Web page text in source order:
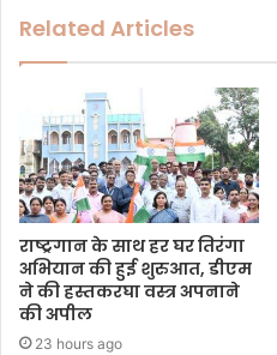
Related Articles
राष्ट्रगान के साथ हर घर तिरंगा
अभियान की हुई शुरुआत, डीएम
ने की हस्तकरघा वस्त्र अपनाने
की अपील
23 hours ago